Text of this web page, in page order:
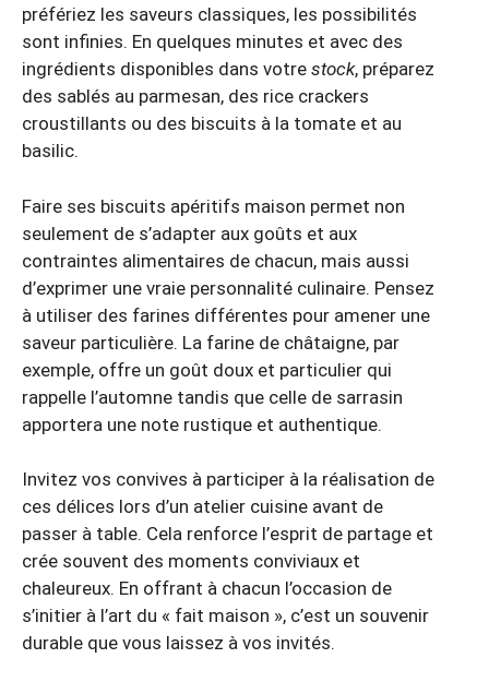
préfériez les saveurs classiques, les possibilités
sont infinies. En quelques minutes et avec des
ingrédients disponibles dans votre stock, préparez
des sablés au parmesan, des rice crackers
croustillants ou des biscuits à la tomate et au
basilic.
Faire ses biscuits apéritifs maison permet non
seulement de s’adapter aux goûts et aux
contraintes alimentaires de chacun, mais aussi
d’exprimer une vraie personnalité culinaire. Pensez
à utiliser des farines différentes pour amener une
saveur particulière. La farine de châtaigne, par
exemple, offre un goût doux et particulier qui
rappelle l’automne tandis que celle de sarrasin
apportera une note rustique et authentique.
Invitez vos convives à participer à la réalisation de
ces délices lors d’un atelier cuisine avant de
passer à table. Cela renforce l’esprit de partage et
crée souvent des moments conviviaux et
chaleureux. En offrant à chacun l’occasion de
s’initier à l’art du « fait maison », c’est un souvenir
durable que vous laissez à vos invités.